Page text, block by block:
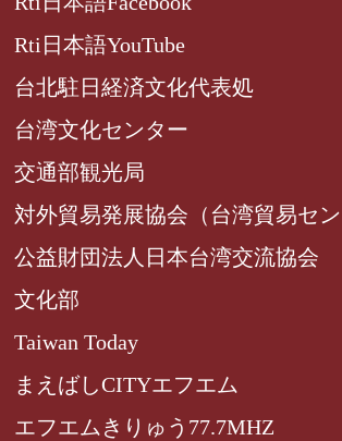
Rti日本語YouTube
台北駐日経済文化代表処
台湾文化センター
交通部観光局
対外貿易発展協会（台湾貿易セン
公益財団法人日本台湾交流協会
文化部
Taiwan Today
まえばしCITYエフエム
エフエムきりゅう77.7MHZ